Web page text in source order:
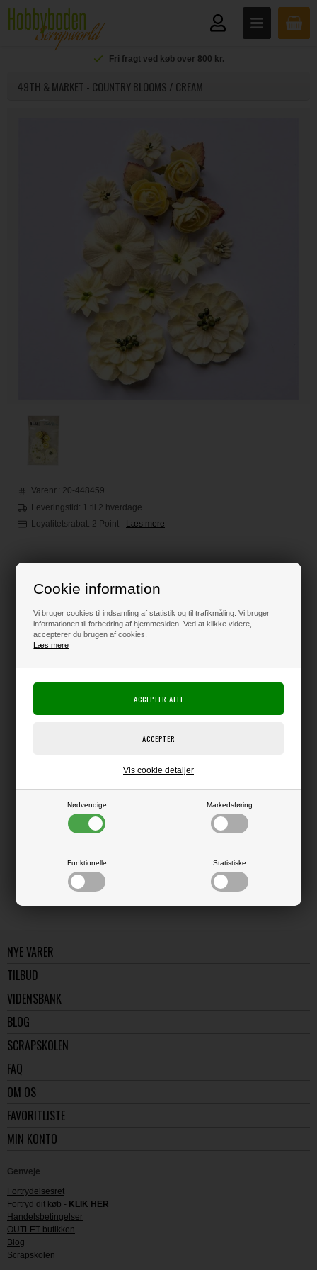
Cookie information
Vi bruger cookies til indsamling af statistik og til trafikmåling. Vi bruger
informationen til forbedring af hjemmesiden. Ved at klikke videre,
accepterer du brugen af cookies.
Læs mere
Nødvendige Markedsføring
Funktionelle Statistiske
Vis cookie detaljer
Fri fragt ved køb over 800 kr.
49TH & MARKET - COUNTRY BLOOMS / CREAM
Varenr.: 20-448459
Leveringstid: 1 til 2 hverdage
Loyalitetsrabat: 2 Point - Læs mere
55,00DKK
Klik her for pris inkl. fragt
Varen er på lager
Pakke med skønne blomster og tilbehør i papir.
LÆS OG BLIV INSPIRERET
Læs flere artikler...
NYE VARER
TILBUD
VIDENSBANK
BLOG
SCRAPSKOLEN
FAQ
OM OS
FAVORITLISTE
MIN KONTO
Genveje
Fortrydelsesret
Fortryd dit køb - KLIK HER
Handelsbetingelser
OUTLET-butikken
Blog
Scrapskolen